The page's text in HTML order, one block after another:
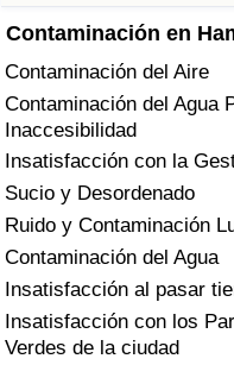
Contaminación en
Contaminación del Aire
Contaminación del Agua
Inaccesibilidad
Insatisfacción con la
Sucio y Desordenado
Ruido y Contaminación
Contaminación del Agua
Insatisfacción al pasar
Insatisfacción con los
Verdes de la ciudad
Calificación del Índice
(Actual)
Índice de Criminalidad
Índice de criminalidad
Sanidad
Índice de Sanidad
Índice de Sanidad